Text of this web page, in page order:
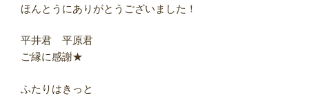
ほんとうにありがとうございました！
平井君 平原君
ご縁に感謝★
ふたりはきっと